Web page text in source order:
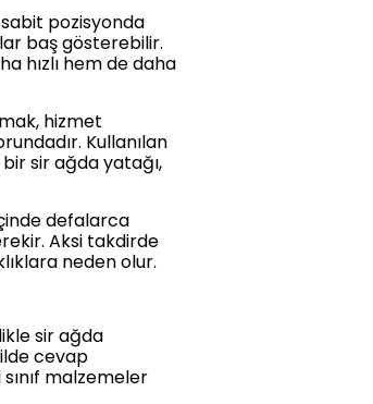
pozisyonda
baş gösterebilir.
hızlı hem de daha
hizmet
Kullanılan
sir ağda yatağı,
defalarca
Aksi takdirde
neden olur.
sir ağda
cevap
malzemeler